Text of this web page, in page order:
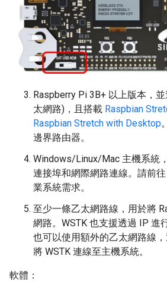
Raspberry Pi 3B+ 以上版本，
太網路)，且搭載 Raspbian
Raspbian Stretch with Desktop
邊界路由器。
Windows/Linux/Mac 主機系統
連接埠和網際網路連線。請前往
業系統需求。
至少一條乙太網路線，用於將
網路。WSTK 也支援透過 IP 進
也可以使用額外的乙太網路線
將 WSTK 連線至主機系統。
軟體：